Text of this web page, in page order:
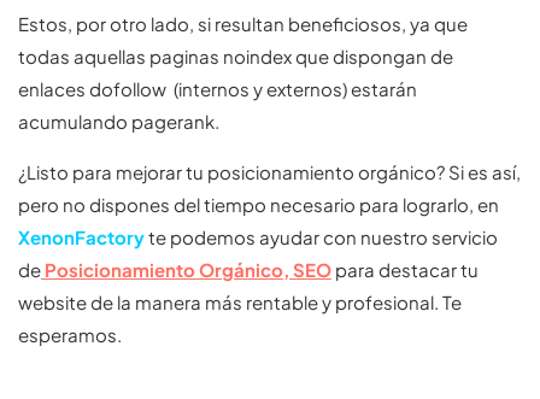
Estos, por otro lado, si resultan beneficiosos, ya que
todas aquellas paginas noindex que dispongan de
enlaces dofollow (internos y externos) estarán
acumulando pagerank.
¿Listo para mejorar tu posicionamiento orgánico? Si es así,
pero no dispones del tiempo necesario para lograrlo, en
XenonFactoryte podemos ayudar con nuestro servicio
de Posicionamiento Orgánico, SEO para destacar tu
website de la manera más rentable y profesional. Te
esperamos.